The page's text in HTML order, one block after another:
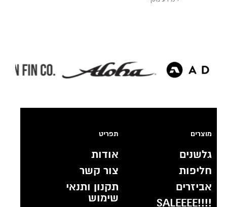
מוצרים
גלשנים
חליפות
אביזרים
!!!!SALEEEE
תפריט
אודות
צור קשר
תקנון ותנאי
שימוש